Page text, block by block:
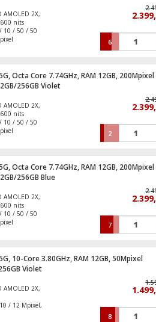
AMOLED 2X,
nits
10 / 50 / 50
met. do 30
16, One UI
6
Octa Core 7.74GHz, RAM 12GB, 200Mpixel
256GB Violet
AMOLED 2X,
nits
10 / 50 / 50
met. do 30
16, One UI
2
Octa Core 7.74GHz, RAM 12GB, 200Mpixel
256GB Blue
AMOLED 2X,
nits
10 / 50 / 50
met. do 30
16, One UI
7
10-Core 3.80GHz, RAM 12GB, 50Mpixel
Violet
AMOLED 2X,
/ 12 Mpixel,
8
Mikser sa posudom, 450W, 5 brzina,
Strujni razdjeljnik, 2 x Shuko utičnica